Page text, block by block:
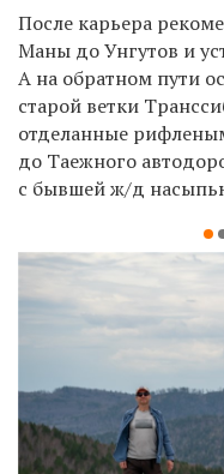
После карьера
Маны до Унгутов и
А на обратном пути
старой ветки
отделанные
до Таежного
с бывшей ж/д